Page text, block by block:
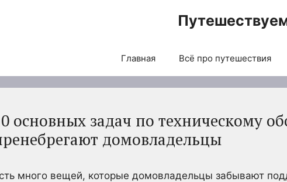
Главная Всё про путешествия
основных задач по техническому
домовладельцы
много вещей, которые домовладельцы забывают